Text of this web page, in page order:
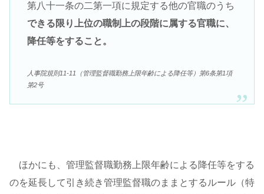
第八十一条の二第一項に規定する他の官職のうち
できる限り上位の職制上の段階に属する官職に、
降任等をすること。
人事院規則11-11（管理監督職勤務上限年齢による降任等）第6条第1項
第2号
ほかにも、管理監督職勤務上限年齢による降任等をする
のを延長して引き続き管理監督職のままとするルール（特